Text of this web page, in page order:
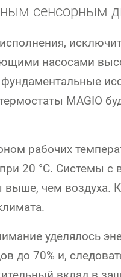
сенсорным
насосами
MAGIO
рабочих
20 °C. Системы
чем воздуха.
уделялось
до 70% и,